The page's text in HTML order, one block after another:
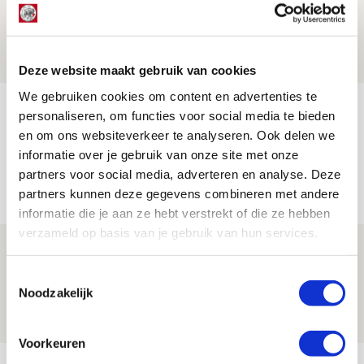
Deze website maakt gebruik van cookies
We gebruiken cookies om content en advertenties te
personaliseren, om functies voor social media te bieden
en om ons websiteverkeer te analyseren. Ook delen we
informatie over je gebruik van onze site met onze
partners voor social media, adverteren en analyse. Deze
partners kunnen deze gegevens combineren met andere
informatie die je aan ze hebt verstrekt of die ze hebben
verzameld op basis van je gebruik van hun services.
Noodzakelijk
Voorkeuren
mijn hoofd spoken’
07 AUGUSTUS 2026 - 20:02
Míchel geeft blessure-update en
spreekt over Godts, Baas en
aanwinsten
07 AUGUSTUS 2026 - 14:13
NIEUWS
Volop enthousiasme in fotoverslag van
07 AUGUSTUS 2026 - 09:00